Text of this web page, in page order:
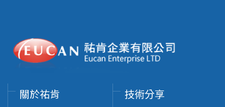
關於祐肯
技術分享